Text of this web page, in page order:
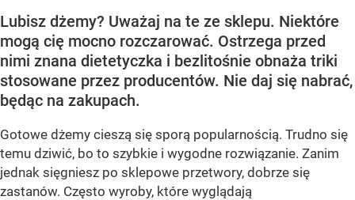
Lubisz dżemy? Uważaj na te ze sklepu. Niektóre
mogą cię mocno rozczarować. Ostrzega przed
nimi znana dietetyczka i bezlitośnie obnaża triki
stosowane przez producentów. Nie daj się nabrać,
będąc na zakupach.
Gotowe dżemy cieszą się sporą popularnością. Trudno się
temu dziwić, bo to szybkie i wygodne rozwiązanie. Zanim
jednak sięgniesz po sklepowe przetwory, dobrze się
zastanów. Często wyroby, które wyglądają